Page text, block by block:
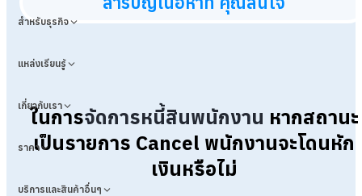
สำหรับธุรกิจ
แหล่งเรียนรู้
เกี่ยวกับเรา
ราคา
บริการและสินค้าอื่นๆ
ในการจัดการหนี้สินพนักงาน หากสถานะ
เป็นรายการ Cancel พนักงานจะโดนหัก
เงินหรือไม่